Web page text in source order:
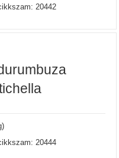
20442
20444